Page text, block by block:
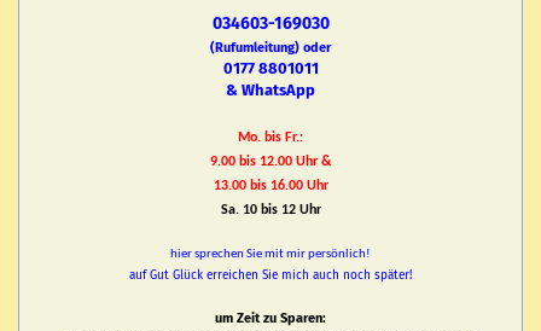
034603-169030
(Rufumleitung) oder
0177 8801011
& WhatsApp
Mo. bis Fr.:
9.00 bis 12.00 Uhr &
13.00 bis 16.00 Uhr
Sa. 10 bis 12 Uhr
hier sprechen Sie mit mir persönlich!
auf Gut Glück erreichen Sie mich auch noch später!
um Zeit zu Sparen: